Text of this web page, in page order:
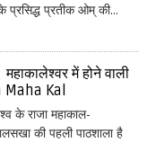
प्रसिद्ध प्रतीक ओम् की...
में होने वाली
Maha Kal
के राजा महाकाल-
की पहली पाठशाला है